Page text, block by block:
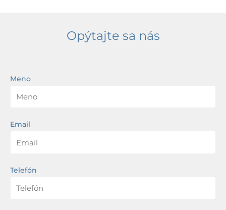
Opýtajte sa nás
Meno
Email
Telefón